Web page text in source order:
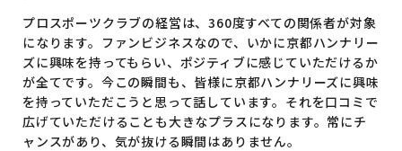
プロスポーツクラブの経営は、360度すべての関係者が対象
になります。ファンビジネスなので、いかに京都ハンナリー
ズに興味を持ってもらい、ポジティブに感じていただけるか
が全てです。今この瞬間も、皆様に京都ハンナリーズに興味
を持っていただこうと思って話しています。それを口コミで
広げていただけることも大きなプラスになります。常にチ
ャンスがあり、気が抜ける瞬間はありません。